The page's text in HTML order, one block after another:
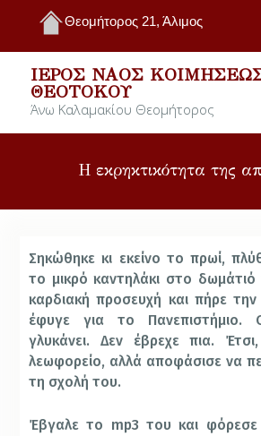
Θεομήτορος 21, Άλιμος
ΙΕΡΌΣ ΝΑΌΣ
ΘΕΟΤΌΚΟΥ
Άνω Καλαμακίου Θεομήτορος
Η εκρηκτικότητα της
Σηκώθηκε κι εκείνο το πρωί,
το μικρό καντηλάκι στο
καρδιακή προσευχή και πήρε
έφυγε για το Πανεπιστήμιο.
γλυκάνει. Δεν έβρεχε πια.
λεωφορείο, αλλά αποφάσισε να
τη σχολή του.
Έβγαλε το mp3 του και φόρεσε